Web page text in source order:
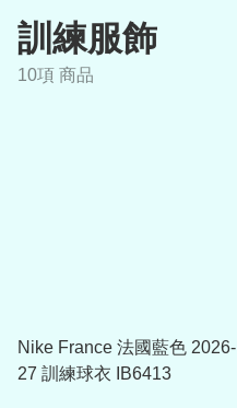
訓練服飾
10項 商品
Nike France 法國藍色 2026-
27 訓練球衣 IB6413